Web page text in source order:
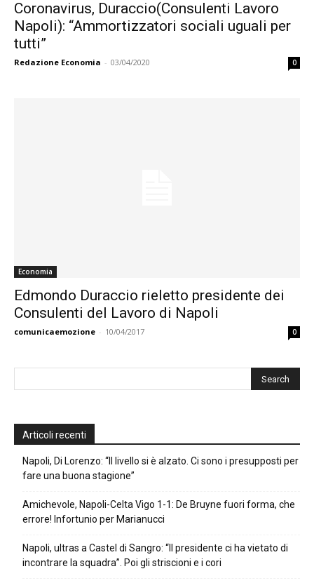
Coronavirus, Duraccio(Consulenti Lavoro
Napoli): “Ammortizzatori sociali uguali per
tutti”
Redazione Economia - 03/04/2020 0
Economia
Edmondo Duraccio rieletto presidente dei
Consulenti del Lavoro di Napoli
comunicaemozione - 10/04/2017 0
Articoli recenti
Napoli, Di Lorenzo: “Il livello si è alzato. Ci sono i presupposti per
fare una buona stagione”
Amichevole, Napoli-Celta Vigo 1-1: De Bruyne fuori forma, che
errore! Infortunio per Marianucci
Napoli, ultras a Castel di Sangro: “Il presidente ci ha vietato di
incontrare la squadra”. Poi gli striscioni e i cori